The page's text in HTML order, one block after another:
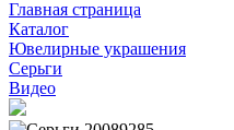
Главная страница
Каталог
Ювелирные украшения
Серьги
Видео